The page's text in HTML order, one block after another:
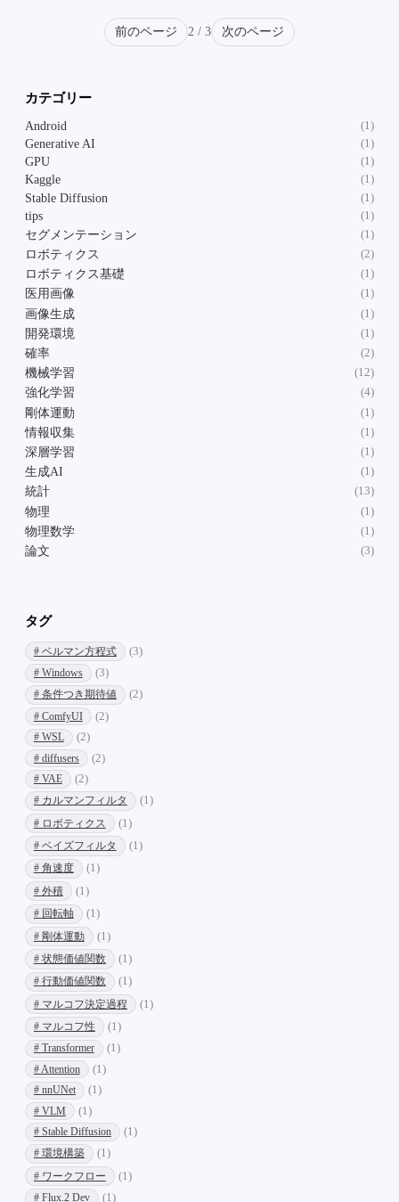
前のページ 2 / 3 次のページ
カテゴリー
Android (1)
Generative AI (1)
GPU (1)
Kaggle (1)
Stable Diffusion (1)
tips (1)
セグメンテーション (1)
ロボティクス (2)
ロボティクス基礎 (1)
医用画像 (1)
画像生成 (1)
開発環境 (1)
確率 (2)
機械学習 (12)
強化学習 (4)
剛体運動 (1)
情報収集 (1)
深層学習 (1)
生成AI (1)
統計 (13)
物理 (1)
物理数学 (1)
論文 (3)
タグ
# ベルマン方程式
(3)
# Windows
(3)
# 条件つき期待値
(2)
# ComfyUI
(2)
# WSL
(2)
# diffusers
(2)
# VAE
(2)
# カルマンフィルタ
(1)
# ロボティクス
(1)
# ベイズフィルタ
(1)
# 角速度
(1)
# 外積
(1)
# 回転軸
(1)
# 剛体運動
(1)
# 状態価値関数
(1)
# 行動価値関数
(1)
# マルコフ決定過程
(1)
# マルコフ性
(1)
# Transformer
(1)
# Attention
(1)
# nnUNet
(1)
# VLM
(1)
# Stable Diffusion
(1)
# 環境構築
(1)
# ワークフロー
(1)
# Flux.2 Dev
(1)